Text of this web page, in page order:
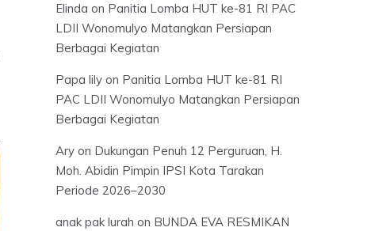
Elinda on Panitia Lomba HUT ke-81 RI PAC
LDII Wonomulyo Matangkan Persiapan
Berbagai Kegiatan
Papa lily on Panitia Lomba HUT ke-81 RI
PAC LDII Wonomulyo Matangkan Persiapan
Berbagai Kegiatan
Ary on Dukungan Penuh 12 Perguruan, H.
Moh. Abidin Pimpin IPSI Kota Tarakan
Periode 2026–2030
anak pak lurah on BUNDA EVA RESMIKAN